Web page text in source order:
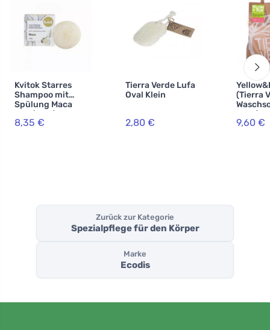
Kvitok Starres
Shampoo mit
Spülung Maca
XXL (50 g) -
stimuliert das
8,35 €
Tierra Verde Lufa
Oval Klein
2,80 €
(Tierra
Sack) -
9,60 €
Zurück zur Kategorie
Spezialpflege für den Körper
Marke
Ecodis